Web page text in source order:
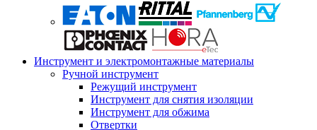
Инструмент и электромонтажные материалы
Ручной инструмент
Режущий инструмент
Инструмент для снятия изоляции
Инструмент для обжима
Отвертки